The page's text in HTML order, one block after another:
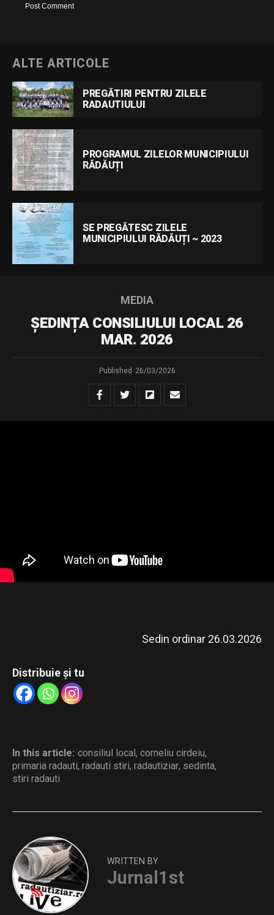
ALTE ARTICOLE
PREGĂTIRI PENTRU ZILELE
RADAUTIULUI
PROGRAMUL ZILELOR MUNICIPIULUI
RĂDĂUȚI
SE PREGĂTESC ZILELE
MUNICIPIULUI RĂDĂUȚI ~ 2023
MEDIA
ȘEDINȚA CONSILIULUI LOCAL 26
MAR. 2026
Published 26/03/2026
Sedin ordinar 26.03.2026
Distribuie și tu
In this article: consiliul local , corneliu cirdeiu,
primaria radauti, radauti stiri, radautiziar, sedinta,
stiri radauti
WRITTEN BY
Jurnal1st